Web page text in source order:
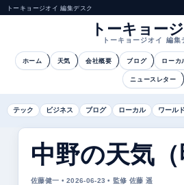
トーキョージオイ 編集デスク
トーキョー
トーキョージオイ 編集
ホーム 天気 会社概要 ブログ ローカ
ニュースレター
テック ビジネス ブログ ローカル ワールド
中野の天気（
佐藤健一 • 2026-06-23 • 監修 佐藤 遥